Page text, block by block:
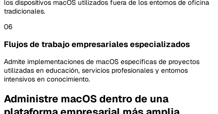
los dispositivos macOS utilizados fuera de los entornos de oficina
tradicionales.
06
Flujos de trabajo empresariales especializados
Admite implementaciones de macOS específicas de proyectos
utilizadas en educación, servicios profesionales y entornos
intensivos en conocimiento.
Administre macOS dentro de una